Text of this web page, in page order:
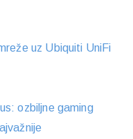
uz Ubiquiti UniFi
ozbiljne gaming